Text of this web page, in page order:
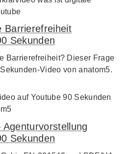
Barrierefreiheit
Sekunden
Barrierefreiheit? Dieser Frage
Video von anatom5.
Agenturvorstellung
Sekunden